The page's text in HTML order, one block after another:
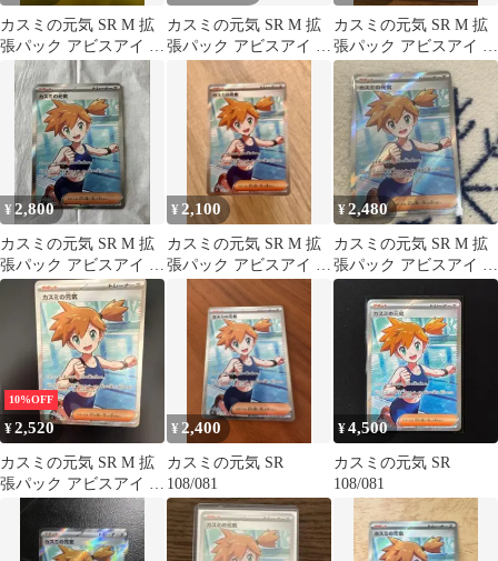
カスミの元気 SR M 拡
張パック アビスアイ キ
ラ 108/081
カスミの元気 SR M 拡
張パック アビスアイ キ
ラ 108/081
カスミの元気 SR M 拡
張パック アビスアイ キ
ラ 108/081
¥2,800
カスミの元気 SR M 拡
張パック アビスアイ キ
ラ 108/081
¥ 2,100
カスミの元気 SR M 拡
張パック アビスアイ キ
ラ 108/081
¥2,480
カスミの元気 SR M 拡
張パック アビスアイ キ
ラ 108/081
10%OFF
¥2,520
カスミの元気 SR M 拡
張パック アビスアイ キ
ラ 108/081
¥ 2,400
カスミの元気 SR
108/081
¥4,500
カスミの元気 SR
108/081